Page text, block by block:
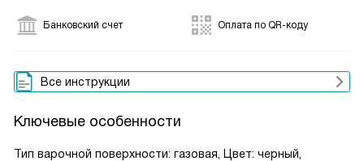
Банковский счет Оплата по QR-коду
Все инструкции
Ключевые особенности
Тип варочной поверхности: газовая, Цвет: черный,